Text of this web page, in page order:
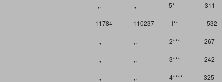
,, ,, 5* 311
11784 110237 l** 532
,, ,, 2*** 267
,, ,, 3*** 242
,, ,, 4**** 325